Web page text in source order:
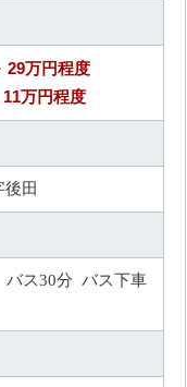
29万円程度
11万円程度
田
バス30分 バス下車